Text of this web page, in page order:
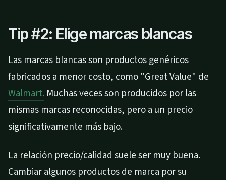
Tip #2: Elige marcas blancas
Las marcas blancas son productos genéricos
fabricados a menor costo, como "Great Value" de
Walmart. Muchas veces son producidos por las
mismas marcas reconocidas, pero a un precio
significativamente más bajo.
La relación precio/calidad suele ser muy buena.
Cambiar algunos productos de marca por su